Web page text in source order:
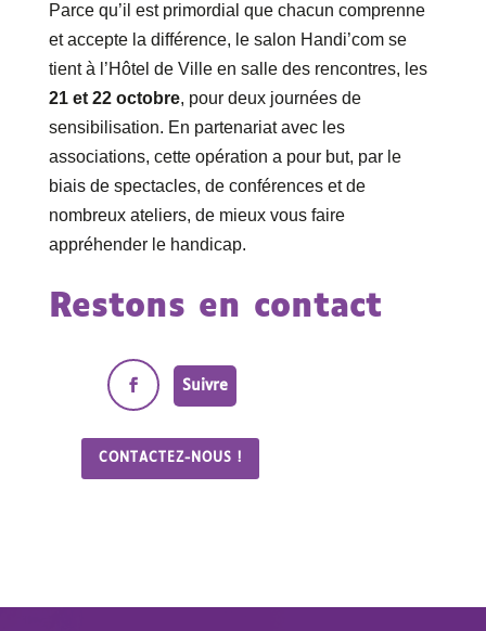
Parce qu’il est primordial que chacun comprenne
et accepte la différence, le salon Handi’com se
tient à l’Hôtel de Ville en salle des rencontres, les
21 et 22 octobre, pour deux journées de
sensibilisation. En partenariat avec les
associations, cette opération a pour but, par le
biais de spectacles, de conférences et de
nombreux ateliers, de mieux vous faire
appréhender le handicap.
Restons en contact
Suivre
CONTACTEZ-NOUS !